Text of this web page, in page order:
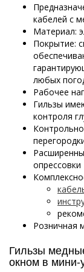
кабелей с
Материал:
Покрытие:
любых
Рабочее
Гильзы
контроля
опрессовки
Розничная
Гильзы
окном в мини-